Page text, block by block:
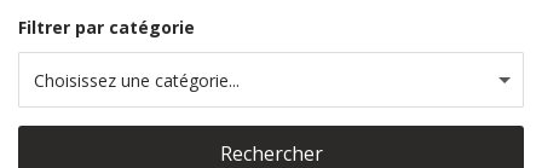
Filtrer par catégorie
Choisissez une catégorie...
Rechercher